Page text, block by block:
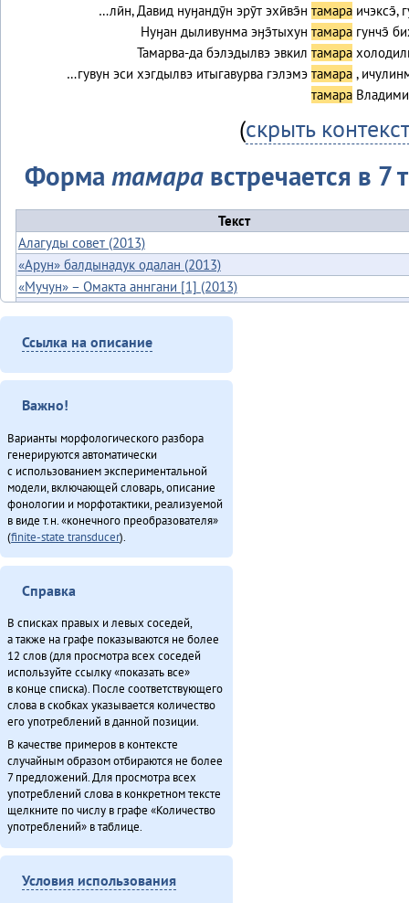
…лӣн, Давид нуӈандӯн эрӯт эхӣвэ̄н тамара ичэксэ̄,
Нуӈан дыливунма эӈэ̄тыхун тамара гунчэ̄
Тамарва-да бэлэдылвэ эвкил тамара
…гувун эси хэгдылвэ итыгавурва гэлэмэ тамара ,
тамара
(скрыть контекст
Форматамара встречается в 7
Текст
Алагуды совет (2013)
«Арун» балдынадук одалан (2013)
«Мучун» – Омакта аннгани [1] (2013)
Онё̄вувча̄л Библия Улгӯрилин (2011)
Хэгдыл, эӈэсил, савкал илэл [2] (2013)
ЭМР КМНС «Арун» ассоциацияду синмады конференциян (2013)
Ссылка на описание
Важно!
Варианты морфологического разбора
генерируются автоматически
с использованием экспериментальной
модели, включающей словарь, описание
фонологии и морфотактики, реализуемой
в виде т.н. «конечного преобразователя»
(finite-state transducer).
Справка
В списках правых и левых соседей,
а также на графе показываются не более
12 слов (для просмотра всех соседей
используйте ссылку «показать все»
в конце списка). После соответствующего
слова в скобках указывается количество
его употреблений в данной позиции.
В качестве примеров в контексте
случайным образом отбираются не более
7 предложений. Для просмотра всех
употреблений слова в конкретном тексте
щелкните по числу в графе «Количество
употреблений» в таблице.
Условия использования